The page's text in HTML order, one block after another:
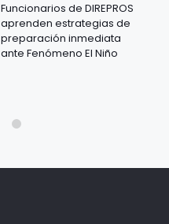
Funcionarios de DIREPROS
aprenden estrategias de
preparación inmediata
ante Fenómeno El Niño